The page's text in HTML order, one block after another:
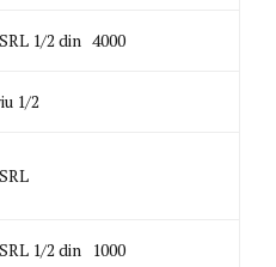
1/2 din 4000
1/2
1/2 din 1000